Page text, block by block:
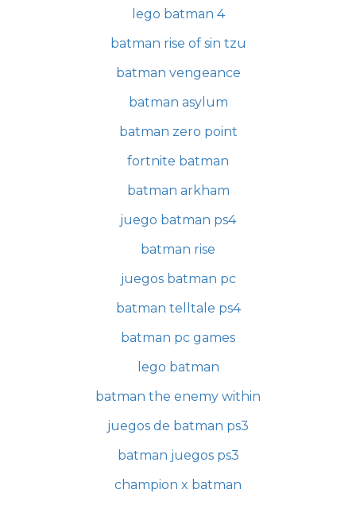
lego batman 4
batman rise of sin tzu
batman vengeance
batman asylum
batman zero point
fortnite batman
batman arkham
juego batman ps4
batman rise
juegos batman pc
batman telltale ps4
batman pc games
lego batman
batman the enemy within
juegos de batman ps3
batman juegos ps3
champion x batman